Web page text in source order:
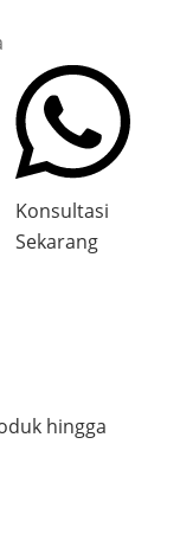
Konsultasi
Sekarang
hingga